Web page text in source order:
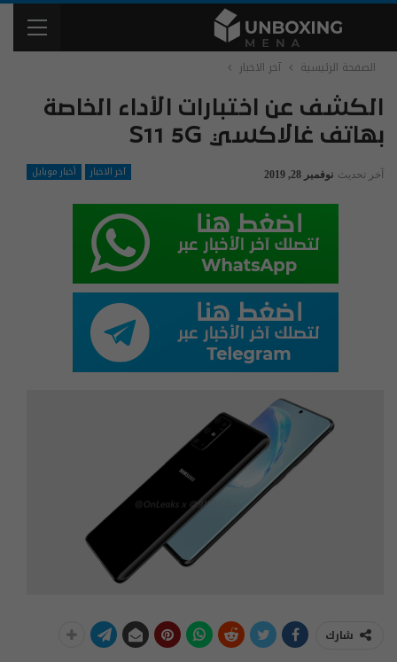
الصفحة الرئيسية آخر الاخبار
الكشف عن اختبارات الأداء الخاصة
بهاتف غالاكسي S11 5G
آخر الاخبار أخبار موبايل آخر تحديث نوفمبر 28, 2019
شارك